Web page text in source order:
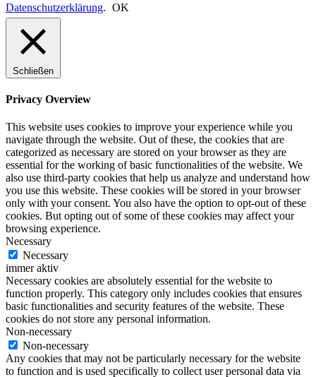
Datenschutzerklärung. OK
Schließen
Privacy Overview
This website uses cookies to improve your experience while you
navigate through the website. Out of these, the cookies that are
categorized as necessary are stored on your browser as they are
essential for the working of basic functionalities of the website. We
also use third-party cookies that help us analyze and understand how
you use this website. These cookies will be stored in your browser
only with your consent. You also have the option to opt-out of these
cookies. But opting out of some of these cookies may affect your
browsing experience.
Necessary
Necessary
immer aktiv
Necessary cookies are absolutely essential for the website to
function properly. This category only includes cookies that ensures
basic functionalities and security features of the website. These
cookies do not store any personal information.
Non-necessary
Non-necessary
Any cookies that may not be particularly necessary for the website
to function and is used specifically to collect user personal data via